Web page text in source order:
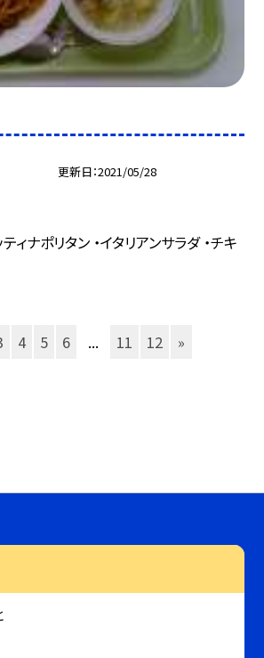
更新日 2021/05/28
ィナポリタン ・イタリアンサラダ ・チキ
4 5 6 ... 11 12 »